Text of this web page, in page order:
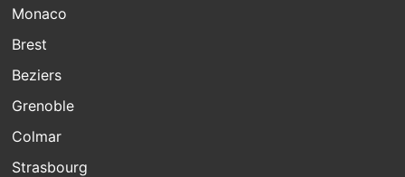
Monaco
Brest
Beziers
Grenoble
Colmar
Strasbourg